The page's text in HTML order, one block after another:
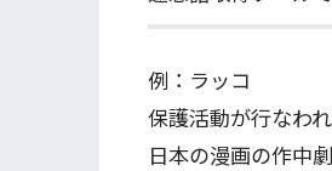
例：ラッコ
保護活動が行なわ
日本の漫画の作中